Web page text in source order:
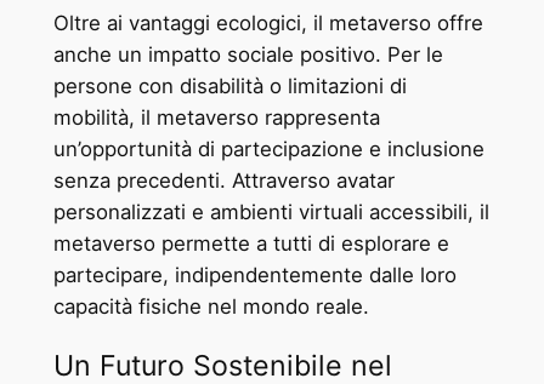
Oltre ai vantaggi ecologici, il metaverso offre
anche un impatto sociale positivo. Per le
persone con disabilità o limitazioni di
mobilità, il metaverso rappresenta
un’opportunità di partecipazione e inclusione
senza precedenti. Attraverso avatar
personalizzati e ambienti virtuali accessibili, il
metaverso permette a tutti di esplorare e
partecipare, indipendentemente dalle loro
capacità fisiche nel mondo reale.
Un Futuro Sostenibile nel